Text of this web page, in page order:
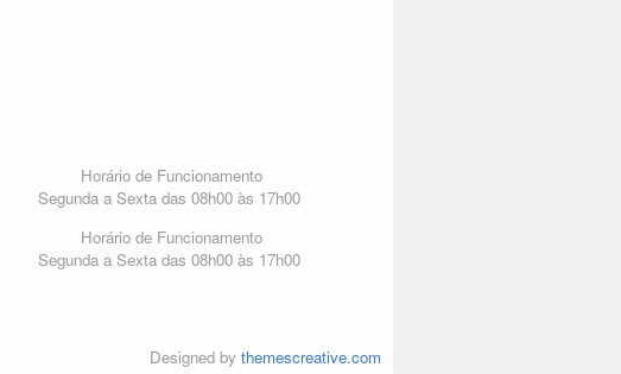
Horário de Funcionamento
Segunda a Sexta das 08h00 às 17h00
Horário de Funcionamento
Segunda a Sexta das 08h00 às 17h00
Designed by themescreative.com